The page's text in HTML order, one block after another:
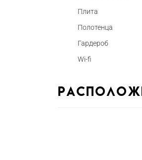
Плита
Полотенца
Гардероб
Wi-fi